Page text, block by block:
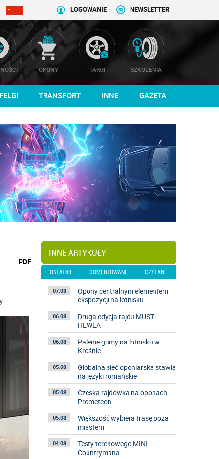
NEWSLETTER
LOGOWANIE
OPONY TARGI SZKOLENIA
FELGI TRANSPORT INNE GAZETA
wydrukuj
podstronę
PDF
INNE ARTYKUŁY
OSTATNIE KOMENTOWANE CZYTANE
07.08
Opony centralnym elementem
ekspozycji na lotnisku
06.08
Druga edycja rajdu MUST
HEWEA
06.08
Palenie gumy na lotnisku w
Krośnie
05.08
Globalna sieć oponiarska stawia
na języki romańskie
05.08
Czeska rajdówka na oponach
Prometeon
05.08
Większość wybiera trasę poza
miastem
04.08
Testy terenowego MINI
Countrymana